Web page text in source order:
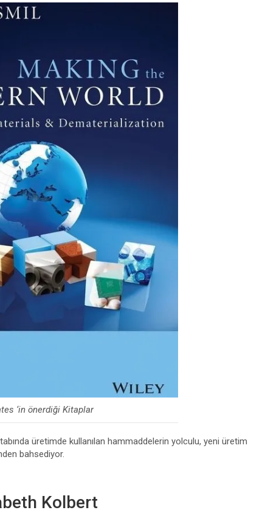
‘in önerdiği Kitaplar
üretimde kullanılan hammaddelerin yolculu, yeni üretim
bahsediyor.
Kolbert